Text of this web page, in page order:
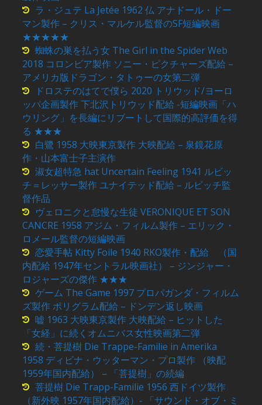
ラ・ジュテ La Jetée 1962 仏 アナドール・ドー
マン製作 – クリス・マルケル監督のSF短編映画
★★★★★
蜘蛛の巣を払う女 The Girl in the Spider Web
2018 コロンビア製作 ソニー・ピクチャーズ配給 –
アメリカ版ドラゴン・タトゥーの女第二弾
ドロステのはてで僕ら 2020 トリウッド/ヨーロ
ッパ企画製作 下北沢トリウッド配給 -短編映画「ハ
ウリング」を長編にリブートして国際的高評価を得
る ★★★
白鷺 1958 大映東京製作 大映配給 – 泉鏡花原
作・山本富士子主演作
淑女超特急 hat Uncertain Feeling 1941 ルビッ
チ＝レッサー製作 ユナイテッド配給 – ルビッチ監
督作品
ヴェロニクと怠慢な生徒 VERONIQUE ET SON
CANCRE 1958 アジム・フィルム製作 – エリック・
ロメール監督の短編映画
恋愛手帖 Kitty Foile 1940 RKO製作・配給 （国
内配給 1947年セントラル映画社） – ジンジャー・
ロジャーズの傑作 ★★★
ゲーム The Game 1997 プロパガンダ・フィルム
ズ製作 ポリグラム配給 – ドンデン返し映画
嘘 1963 大映東京製作 大映配給 – ヒットした
「女経」に続くオムニバス女性映画第二弾
続・菩提樹 Die Trappe-Familie in Amerika
1958 ディビナ・ウッターマン・プロ製作 （映配
1959年国内配給） – 「菩提樹」の続編
菩提樹 Die Trapp-Familie 1956 西ドイツ製作
（新外映 1957年国内配給）- 「サウンド・オブ・ミ